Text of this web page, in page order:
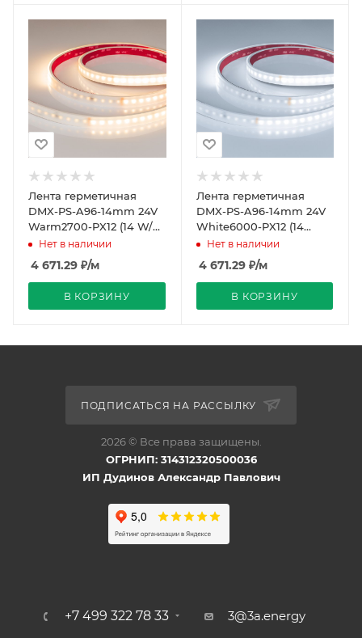
Лента герметичная
DMX-PS-A96-14mm 24V
Warm2700-PX12 (14 W/m,
IP67, 5m) (Arlight,
Нет в наличии
4 671.29 ₽/м
В КОРЗИНУ
Лента герметичная
DMX-PS-A96-14mm 24V
White6000-PX12 (14
W/m, IP67, 5m) (Arlight,
Нет в наличии
4 671.29₽/м
В КОРЗИНУ
ПОДПИСАТЬСЯ НА РАССЫЛКУ
2026 © Все права защищены.
ОГРНИП: 314312320500036
ИП Дудинов Александр Павлович
+7 499 322 78 33 3@3a.energy